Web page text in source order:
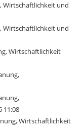
Wirtschaftlichkeit und
Wirtschaftlichkeit und
Wirtschaftlichkeit
11:08
Wirtschaftlichkeit